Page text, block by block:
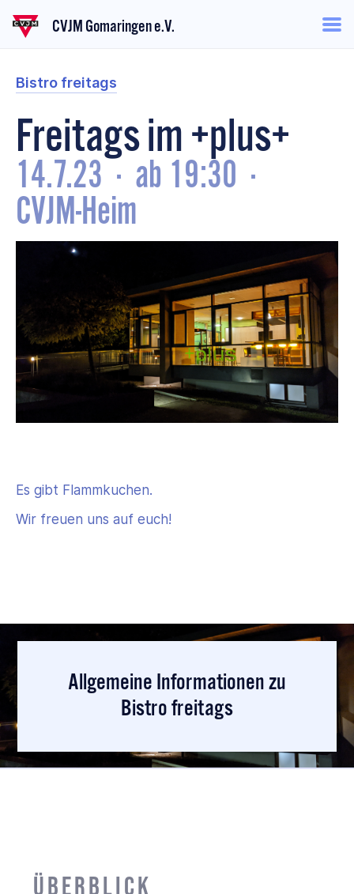
CVJM Gomaringen e.V.
Bistro freitags
Freitags im +plus+
14.7.23 · ab 19:30 ·
CVJM-Heim
Es gibt Flammkuchen.
Wir freuen uns auf euch!
Allgemeine Informationen zu
Bistro freitags
Überblick